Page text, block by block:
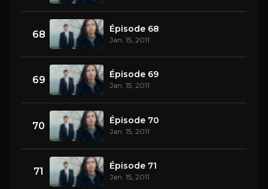
68 Épisode 68
Jan. 15, 2011
69 Épisode 69
Jan. 15, 2011
70 Épisode 70
Jan. 15, 2011
71 Épisode 71
Jan. 15, 2011